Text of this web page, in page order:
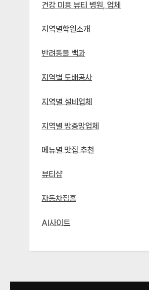
건강 미용 뷰티 병원, 업체
지역별학원소개
반려동물 백과
지역별 도배공사
지역별 설비업체
지역별 방충망업체
메뉴별 맛집 추천
뷰티샵
자동차집홈
AI사이트